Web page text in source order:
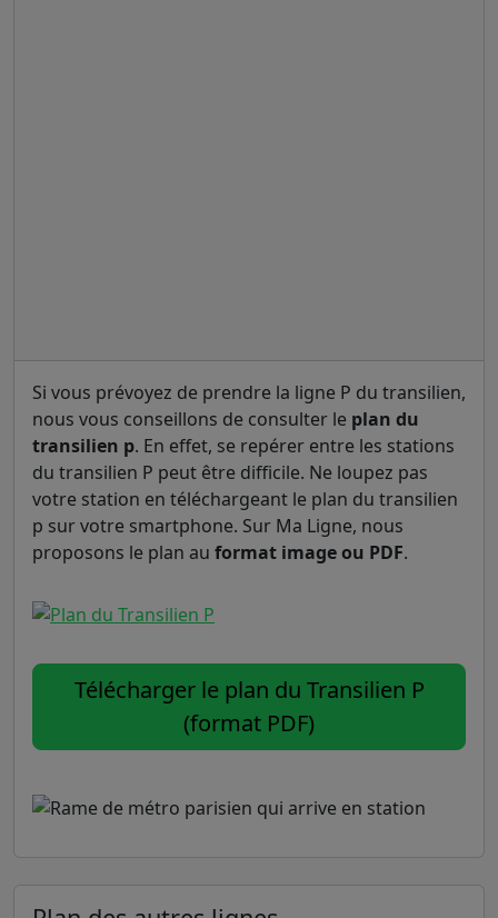
Si vous prévoyez de prendre la ligne P du transilien,
nous vous conseillons de consulter le plan du
transilien p. En effet, se repérer entre les stations
du transilien P peut être difficile. Ne loupez pas
votre station en téléchargeant le plan du transilien
p sur votre smartphone. Sur Ma Ligne, nous
proposons le plan au format image ou PDF.
Télécharger le plan du Transilien P
(format PDF)